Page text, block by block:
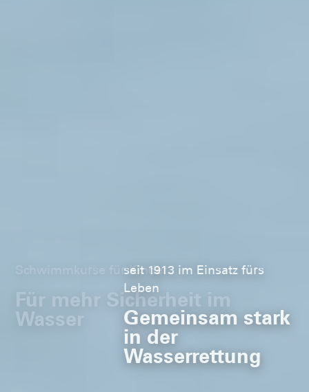
Schwimmkurse für Kinder
Für mehr Sicherheit im
Wasser